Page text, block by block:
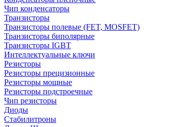
Чип конденсаторы
Транзисторы
Транзисторы полевые (FET, MOSFET)
Транзисторы биполярные
Транзисторы IGBT
Интеллектуальные ключи
Резисторы
Резисторы прецизионные
Резисторы мощные
Резисторы подстроечные
Чип резисторы
Диоды
Стабилитроны